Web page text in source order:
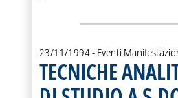
23/11/1994- Eventi
TECNICHE